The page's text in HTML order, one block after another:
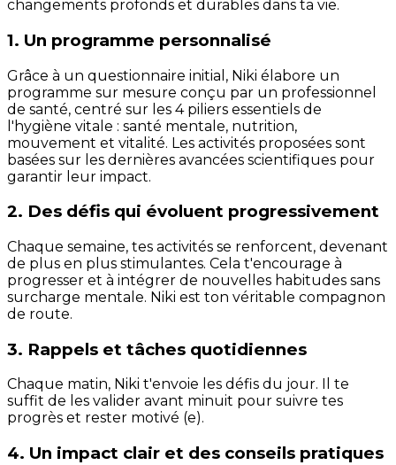
changements profonds et durables dans ta vie.
1. Un programme personnalisé
Grâce à un questionnaire initial, Niki élabore un
programme sur mesure conçu par un professionnel
de santé, centré sur les 4 piliers essentiels de
l'hygiène vitale : santé mentale, nutrition,
mouvement et vitalité. Les activités proposées sont
basées sur les dernières avancées scientifiques pour
garantir leur impact.
2. Des défis qui évoluent progressivement
Chaque semaine, tes activités se renforcent, devenant
de plus en plus stimulantes. Cela t'encourage à
progresser et à intégrer de nouvelles habitudes sans
surcharge mentale. Niki est ton véritable compagnon
de route.
3. Rappels et tâches quotidiennes
Chaque matin, Niki t'envoie les défis du jour. Il te
suffit de les valider avant minuit pour suivre tes
progrès et rester motivé (e).
4. Un impact clair et des conseils pratiques